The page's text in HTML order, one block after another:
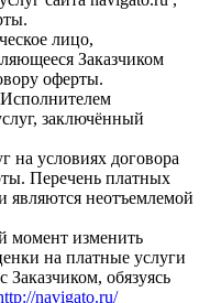
лицо,
Заказчиком
оферты.
заключённый
на условиях договора
Перечень платных
являются неотъемлемой
момент изменить
на платные услуги
Заказчиком, обязуясь
navigato.ru/